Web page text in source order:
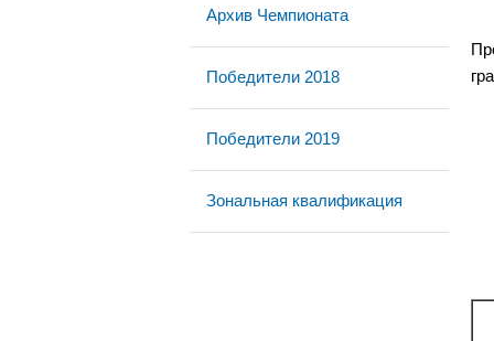
Архив Чемпионата
Победители 2018
Победители 2019
Зональная квалификация